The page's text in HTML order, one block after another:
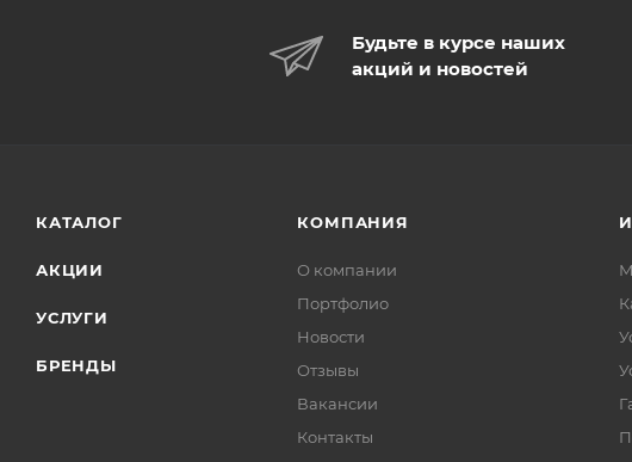
Будьте в курсе наших
акций и новостей
КАТАЛОГ
АКЦИИ
УСЛУГИ
БРЕНДЫ
КОМПАНИЯ
О компании
Портфолио
Новости
Отзывы
Вакансии
Контакты